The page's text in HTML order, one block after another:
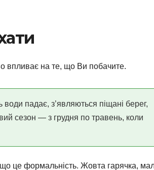
впливає на те, що Ви побачите.
падає, з’являються піщані берег,
сезон — з грудня по травень, коли
це формальність. Жовта гарячка,